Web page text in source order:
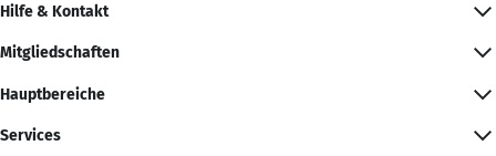
Hilfe & Kontakt
Mitgliedschaften
Hauptbereiche
Services